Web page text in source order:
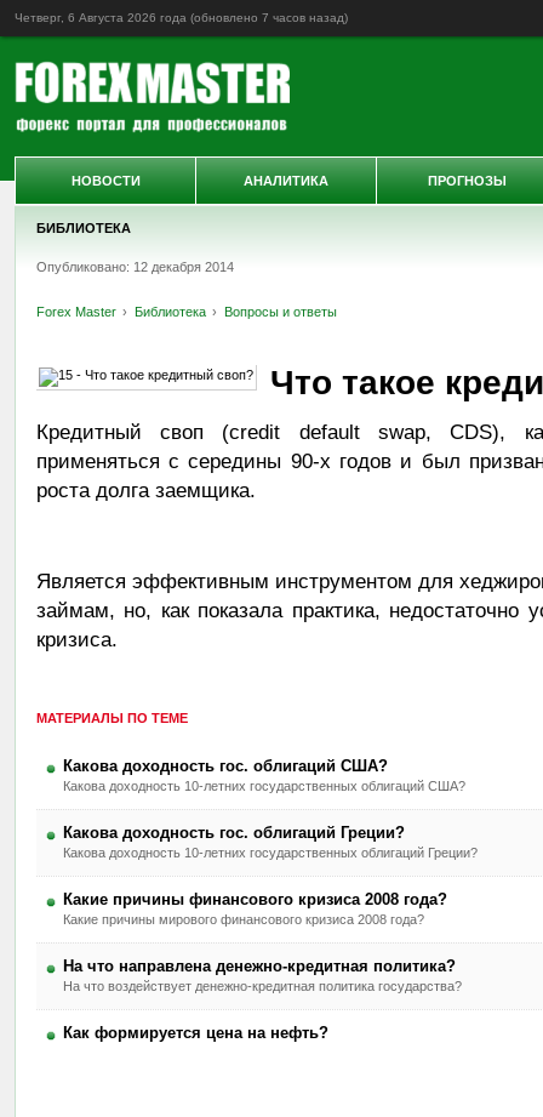
Четверг, 6 Августа 2026 года (обновлено 7 часов назад)
БИБЛИОТЕКА
Опубликовано: 12 декабря 2014
Forex Master Библиотека Вопросы и ответы
Что такое
Кредитный своп (credit default swap, CDS),
применяться с середины 90-х годов и был
роста долга заемщика.
Является эффективным инструментом для
займам, но, как показала практика, недостаточно
кризиса.
МАТЕРИАЛЫ ПО ТЕМЕ
Какова доходность гос. облигаций США?
Какова доходность 10-летних государственных облигаций США?
Какова доходность гос. облигаций Греции?
Какова доходность 10-летних государственных облигаций Греции?
Какие причины финансового кризиса 2008 года?
Какие причины мирового финансового кризиса 2008 года?
На что направлена денежно-кредитная политика?
На что воздействует денежно-кредитная политика государства?
Как формируется цена на нефть?
НОВОСТИ АНАЛИТИКА ПРОГНОЗЫ